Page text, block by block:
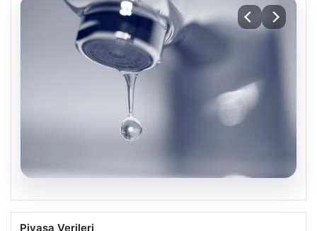
İstanbul’un 8 İlçesinde 19 Saat Su
Piyasa Verileri